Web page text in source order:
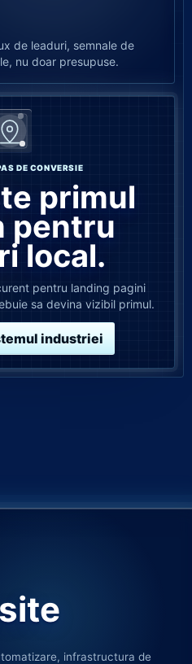
de leaduri, semnale de
nu doar presupuse.
DE CONVERSIE
primul
pentru
local.
pentru landing pagini
sa devina vizibil primul.
industriei
infrastructura de